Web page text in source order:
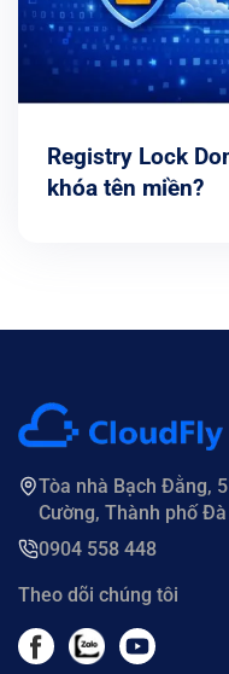
Registry Lock
khóa tên miền?
Tòa nhà Bạch Đằng,
Cường, Thành phố
0904 558 448
Theo dõi chúng tôi